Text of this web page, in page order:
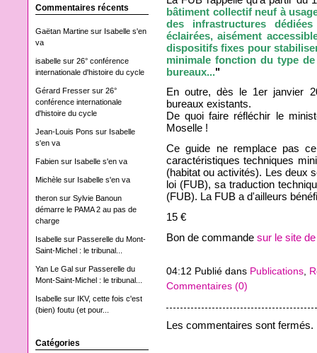
Commentaires récents
Gaëtan Martine sur Isabelle s'en
va
isabelle sur 26° conférence
internationale d'histoire du cycle
Gérard Fresser sur 26°
conférence internationale
d'histoire du cycle
Jean-Louis Pons sur Isabelle
s'en va
Fabien sur Isabelle s'en va
Michèle sur Isabelle s'en va
theron sur Sylvie Banoun
démarre le PAMA 2 au pas de
charge
Isabelle sur Passerelle du Mont-
Saint-Michel : le tribunal...
Yan Le Gal sur Passerelle du
Mont-Saint-Michel : le tribunal...
Isabelle sur IKV, cette fois c'est
(bien) foutu (et pour...
Catégories
bâtiment collectif neuf à
des infrastructures
éclairées, aisément
dispositifs fixes pour
minimale fonction du type
bureaux..."
En outre, dès le 1er janvier
bureaux existants.
De quoi faire réfléchir le
Moselle !
Ce guide ne remplace pas
caractéristiques techniques
(habitat ou activités). Les deux
loi (FUB), sa traduction
(FUB). La FUB a d'ailleurs
15 €
Bon de commande sur le site
04:12 Publié dans Publications,
Commentaires (0)
Les commentaires sont fermés.